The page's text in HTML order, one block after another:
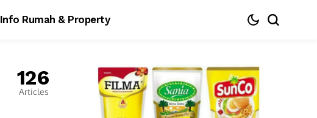
Info Rumah & Property
126
Articles